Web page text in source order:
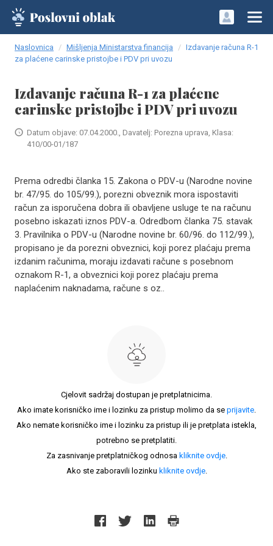
Naslovnica Mišljenja Ministarstva financija
Izdavanje računa R-1
za plaćene carinske pristojbe i PDV pri uvozu
Izdavanje računa R-1 za plaćene
carinske pristojbe i PDV pri uvozu
Datum objave: 07.04.2000., Davatelj: Porezna uprava, Klasa:
410/00-01/187
Prema odredbi članka 15. Zakona o PDV-u (Narodne novine
br. 47/95. do 105/99.), porezni obveznik mora ispostaviti
račun za isporučena dobra ili obavljene usluge te na računu
posebno iskazati iznos PDV-a. Odredbom članka 75. stavak
3. Pravilnika o PDV-u (Narodne novine br. 60/96. do 112/99.),
propisano je da porezni obveznici, koji porez plaćaju prema
izdanim računima, moraju izdavati račune s posebnom
oznakom R-1, a obveznici koji porez plaćaju prema
naplaćenim naknadama, račune s oz..
Cjelovit sadržaj dostupan je pretplatnicima.
Ako imate korisničko ime i lozinku za pristup molimo da se prijavite.
Ako nemate korisničko ime i lozinku za pristup ili je pretplata istekla,
potrebno se pretplatiti.
Za zasnivanje pretplatničkog odnosa kliknite ovdje.
Ako ste zaboravili lozinku kliknite ovdje.